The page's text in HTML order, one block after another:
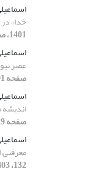
خدا»
1401، صفحه 35-57]
عصر
صفحه 91-110]
اندیشه
صفحه 29-53]
معرفتی
132، 1403، صفحه 29-45]